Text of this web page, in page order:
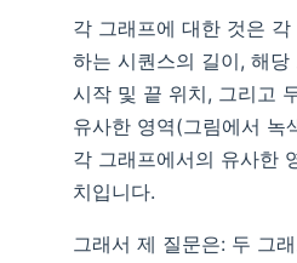
각 그래프에 대한 것은
하는 시퀀스의 길이, 해당
시작 및 끝 위치, 그리고
유사한 영역(그림에서 녹
각 그래프에서의 유사한
치입니다.
그래서 제 질문은: 두 그